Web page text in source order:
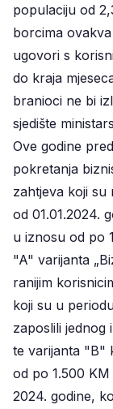
populaciju od
borcima
ugovori s
do kraja
branioci ne bi
sjedište
Ove godine
pokretanja
zahtjeva koji
od 01.01.2024.
u iznosu od po
"A" varijanta
ranijim
koji su u
zaposlili jednog
te varijanta "B"
od po 1.500
2024. godine,